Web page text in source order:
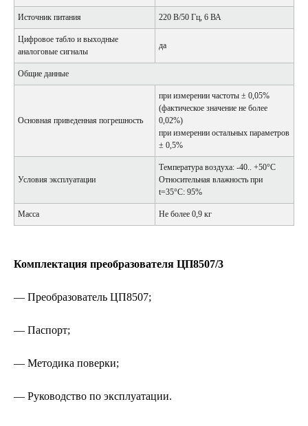
Источник питания 220 В/50 Гц, 6 ВА
Цифровое табло и выходные
аналоговые сигналы
да
Общие данные
Основная приведенная погрешность
при измерении частоты ± 0,05%
(фактическое значение не более
0,02%)
при измерении остальных параметров
± 0,5%
Условия эксплуатации
Температура воздуха: -40.. +50°С
Относительная влажность при
t=35°С: 95%
Масса Не более 0,9 кг
Комплектация преобразователя ЦП8507/3
— Преобразователь ЦП8507;
— Паспорт;
— Методика поверки;
— Руководство по эксплуатации.